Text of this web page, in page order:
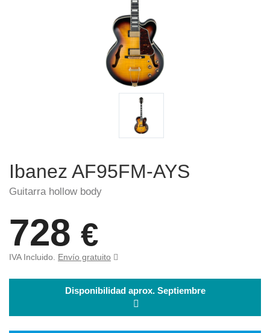
Ibanez AF95FM-AYS
Guitarra hollow body
728 €
IVA Incluido. Envío gratuito
Disponibilidad aprox. Septiembre